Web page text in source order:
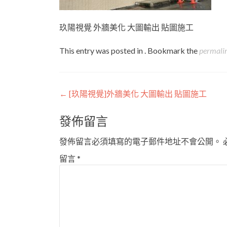
玖陽視覺 外牆美化 大圖輸出 貼圖施工
This entry was posted in . Bookmark the
Post
navigation
← [玖陽視覺]外牆美化 大圖輸出 貼圖施工
發佈留言
發佈留言必須填寫的電子郵件地址不會公開。
留言*